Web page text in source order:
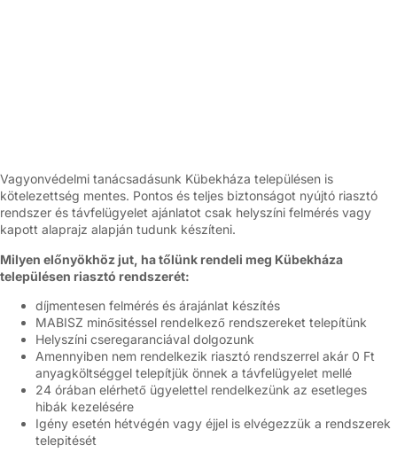
Vagyonvédelmi tanácsadásunk Kübekháza településen is
kötelezettség mentes. Pontos és teljes biztonságot nyújtó riasztó
rendszer és távfelügyelet ajánlatot csak helyszíni felmérés vagy
kapott alaprajz alapján tudunk készíteni.
Milyen előnyökhöz jut, ha tőlünk rendeli meg Kübekháza
településen riasztó rendszerét:
díjmentesen felmérés és árajánlat készítés
MABISZ minősitéssel rendelkező rendszereket telepítünk
Helyszíni cseregaranciával dolgozunk
Amennyiben nem rendelkezik riasztó rendszerrel akár 0 Ft
anyagköltséggel telepítjük önnek a távfelügyelet mellé
24 órában elérhető ügyelettel rendelkezünk az esetleges
hibák kezelésére
Igény esetén hétvégén vagy éjjel is elvégezzük a rendszerek
telepitését